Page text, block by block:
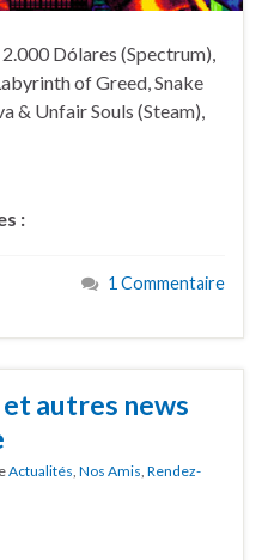
Dólares (Spectrum),
of Greed, Snake
& Unfair Souls (Steam),
:
1 Commentaire
autres news
Actualités Nos Amis Rendez-